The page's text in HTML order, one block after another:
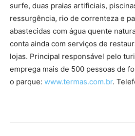
surfe, duas praias artificiais,
ressurgência, rio de correnteza e
abastecidas com água quente
conta ainda com serviços de
lojas. Principal responsável pelo
emprega mais de 500 pessoas de
o parque: www.termas.com.br.